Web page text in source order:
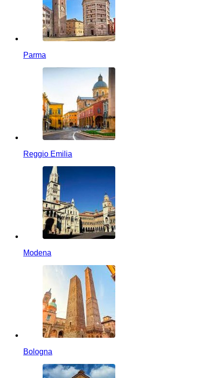
Parma
Reggio Emilia
Modena
Bologna